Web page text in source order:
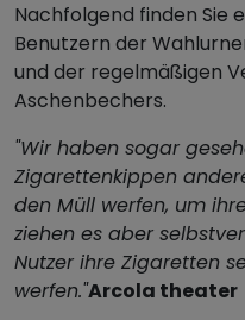
Nachfolgend finden Sie
Benutzern der
und der regelmäßigen
Aschenbechers.
"Wir haben sogar
Zigarettenkippen
den Müll werfen, um
ziehen es aber
Nutzer ihre Zigaretten
werfen."Arcola theater